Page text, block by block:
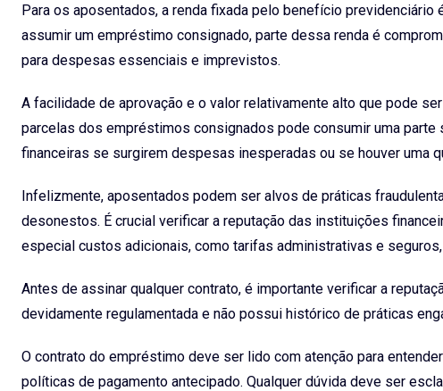
Para os aposentados, a renda fixada pelo benefício
assumir um empréstimo consignado, parte dessa renda é
para despesas essenciais e imprevistos.
A facilidade de aprovação e o valor relativamente alto que pode
parcelas dos empréstimos consignados pode consumir uma
financeiras se surgirem despesas inesperadas ou se houver uma
Infelizmente, aposentados podem ser alvos de práticas
desonestos. É crucial verificar a reputação das instituições
especial custos adicionais, como tarifas administrativas e
Antes de assinar qualquer contrato, é importante verificar a
devidamente regulamentada e não possui histórico de práticas
O contrato do empréstimo deve ser lido com atenção para
políticas de pagamento antecipado. Qualquer dúvida deve ser